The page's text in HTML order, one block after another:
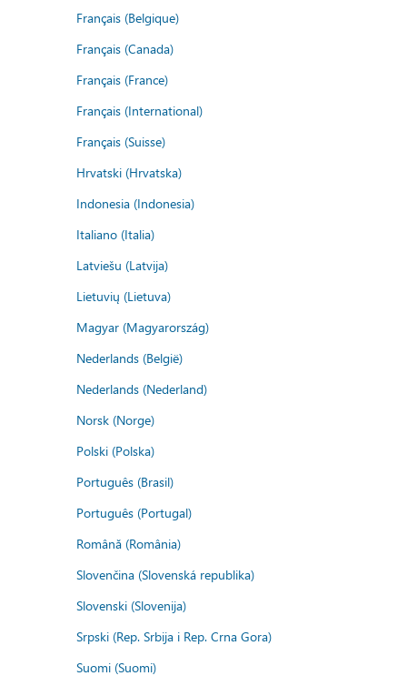
Français (Belgique)
Français (Canada)
Français (France)
Français (International)
Français (Suisse)
Hrvatski (Hrvatska)
Indonesia (Indonesia)
Italiano (Italia)
Latviešu (Latvija)
Lietuvių (Lietuva)
Magyar (Magyarország)
Nederlands (België)
Nederlands (Nederland)
Norsk (Norge)
Polski (Polska)
Português (Brasil)
Português (Portugal)
Română (România)
Slovenčina (Slovenská republika)
Slovenski (Slovenija)
Srpski (Rep. Srbija i Rep. Crna Gora)
Suomi (Suomi)